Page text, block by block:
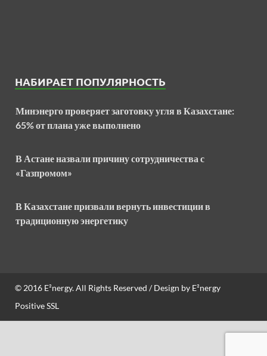
НАБИРАЕТ ПОПУЛЯРНОСТЬ
Минэнерго проверяет заготовку угля в Казахстане:
65% от плана уже выполнено
В Астане назвали причину сотрудничества с
«Газпромом»
В Казахстане призвали вернуть инвестиции в
традиционную энергетику
© 2016 E²nergy. All Rights Reserved / Design by E²nergy
Positive SSL